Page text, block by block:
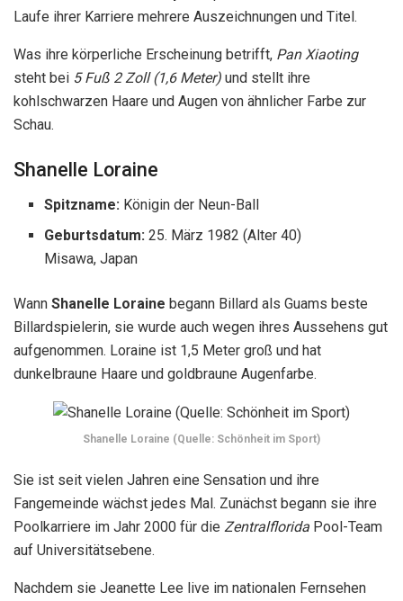
Laufe ihrer Karriere mehrere Auszeichnungen und Titel.
Was ihre körperliche Erscheinung betrifft, Pan Xiaoting
steht bei 5 Fuß 2 Zoll (1,6 Meter) und stellt ihre
kohlschwarzen Haare und Augen von ähnlicher Farbe zur
Schau.
Shanelle Loraine
Spitzname: Königin der Neun-Ball
Geburtsdatum: 25. März 1982 (Alter 40)
Misawa, Japan
Wann Shanelle Loraine begann Billard als Guams beste
Billardspielerin, sie wurde auch wegen ihres Aussehens gut
aufgenommen. Loraine ist 1,5 Meter groß und hat
dunkelbraune Haare und goldbraune Augenfarbe.
Shanelle Loraine (Quelle: Schönheit im Sport)
Sie ist seit vielen Jahren eine Sensation und ihre
Fangemeinde wächst jedes Mal. Zunächst begann sie ihre
Poolkarriere im Jahr 2000 für die Zentralflorida Pool-Team
auf Universitätsebene.
Nachdem sie Jeanette Lee live im nationalen Fernsehen